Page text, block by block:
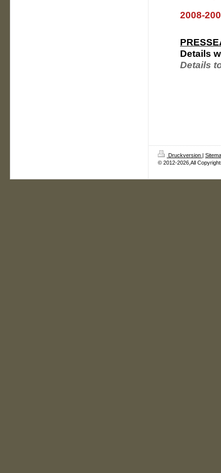
2008-
Details
Details
Druckversion |
© 2012-2026,All